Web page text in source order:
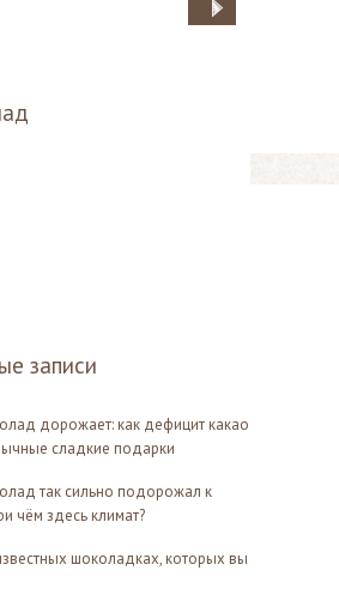
записи
дорожает: как дефицит какао
сладкие подарки
так сильно подорожал к
чём здесь климат?
шоколадках, которых вы